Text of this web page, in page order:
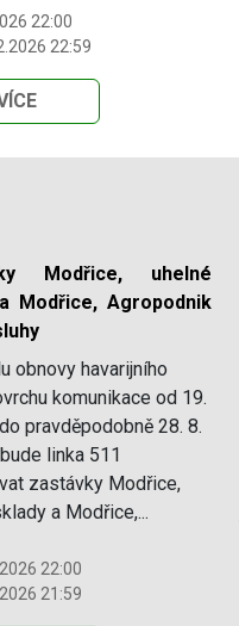
22:00
22:59
Modřice, uhelné
Modřice, Agropodnik
obnovy havarijního
komunikace od 19.
pravděpodobně 28. 8.
linka 511
zastávky Modřice,
a Modřice,...
22:00
21:59